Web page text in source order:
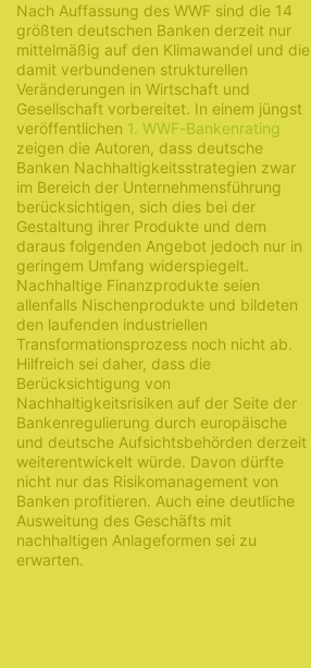
Nach Auffassung des WWF sind die 14
größten deutschen Banken derzeit nur
mittelmäßig auf den Klimawandel und die
damit verbundenen strukturellen
Veränderungen in Wirtschaft und
Gesellschaft vorbereitet. In einem jüngst
veröffentlichen 1. WWF-Bankenrating
zeigen die Autoren, dass deutsche
Banken Nachhaltigkeitsstrategien zwar
im Bereich der Unternehmensführung
berücksichtigen, sich dies bei der
Gestaltung ihrer Produkte und dem
daraus folgenden Angebot jedoch nur in
geringem Umfang widerspiegelt.
Nachhaltige Finanzprodukte seien
allenfalls Nischenprodukte und bildeten
den laufenden industriellen
Transformationsprozess noch nicht ab.
Hilfreich sei daher, dass die
Berücksichtigung von
Nachhaltigkeitsrisiken auf der Seite der
Bankenregulierung durch europäische
und deutsche Aufsichtsbehörden derzeit
weiterentwickelt würde. Davon dürfte
nicht nur das Risikomanagement von
Banken profitieren. Auch eine deutliche
Ausweitung des Geschäfts mit
nachhaltigen Anlageformen sei zu
erwarten.